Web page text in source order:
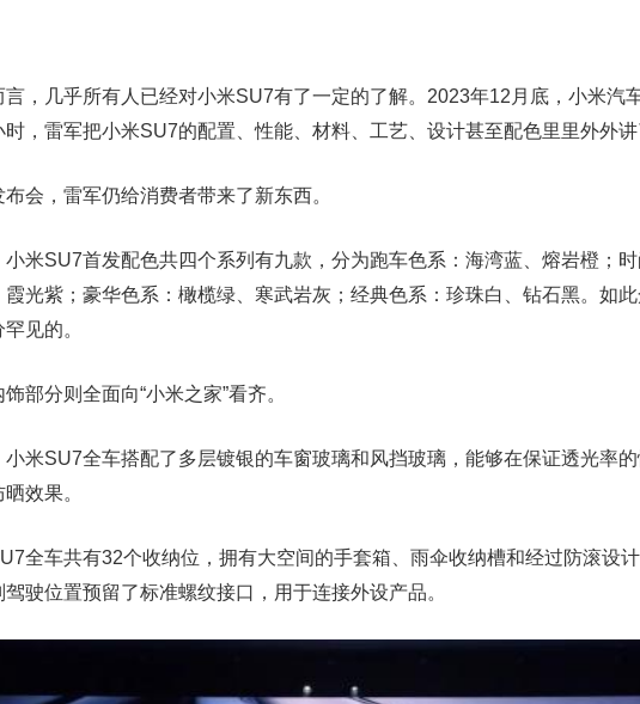
言，几乎所有人已经对小米SU7有了一定的了解。2023年12月底，小米汽
，雷军把小米SU7的配置、性能、材料、工艺、设计甚至配色里里外外讲
会，雷军仍给消费者带来了新东西。
小米SU7首发配色共四个系列有九款，分为跑车色系：海湾蓝、熔岩橙；
霞光紫；豪华色系：橄榄绿、寒武岩灰；经典色系：珍珠白、钻石黑。如
见的。
部分则全面向“小米之家”看齐。
小米SU7全车搭配了多层镀银的车窗玻璃和风挡玻璃，能够在保证透光率
效果。
全车共有32个收纳位，拥有大空间的手套箱、雨伞收纳槽和经过防滚设计
驶位置预留了标准螺纹接口，用于连接外设产品。